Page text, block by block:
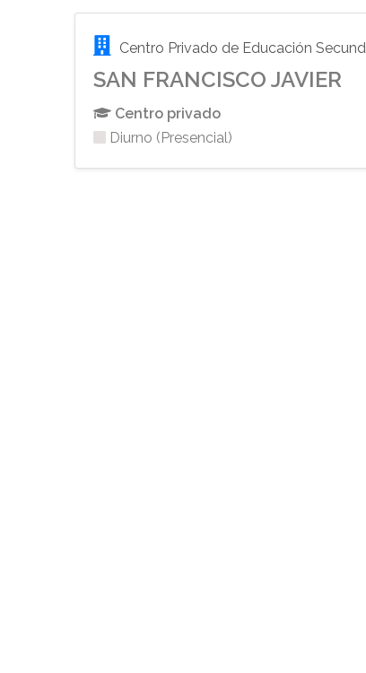
Centro Privado de Educación
SAN FRANCISCO JAVIER
Centro privado
Diurno (Presencial)